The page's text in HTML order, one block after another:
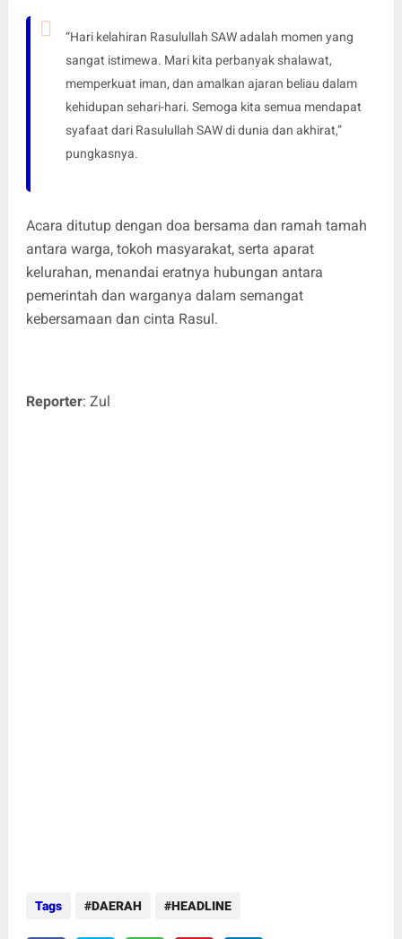
“Hari kelahiran Rasulullah SAW adalah momen yang
sangat istimewa. Mari kita perbanyak shalawat,
memperkuat iman, dan amalkan ajaran beliau dalam
kehidupan sehari-hari. Semoga kita semua mendapat
syafaat dari Rasulullah SAW di dunia dan akhirat,”
pungkasnya.
Acara ditutup dengan doa bersama dan ramah tamah
antara warga, tokoh masyarakat, serta aparat
kelurahan, menandai eratnya hubungan antara
pemerintah dan warganya dalam semangat
kebersamaan dan cinta Rasul.
Reporter: Zul
Tags DAERAH HEADLINE